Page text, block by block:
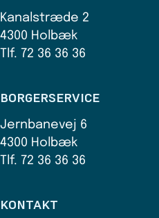
Kanalstræde 2
4300 Holbæk
Tlf. 72 36 36 36
BORGERSERVICE
Jernbanevej 6
4300 Holbæk
Tlf. 72 36 36 36
KONTAKT